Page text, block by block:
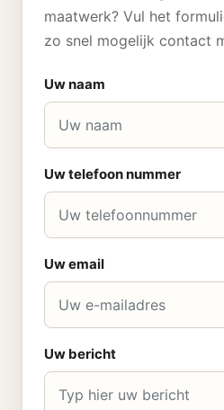
maatwerk? Vul het
zo snel mogelijk contact
Uw naam
Uw telefoon nummer
Uw email
Uw bericht